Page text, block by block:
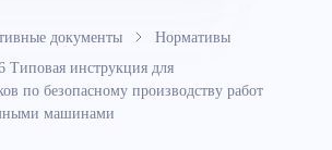
документы
Нормативы
Типовая инструкция для
по безопасному производству работ
машинами